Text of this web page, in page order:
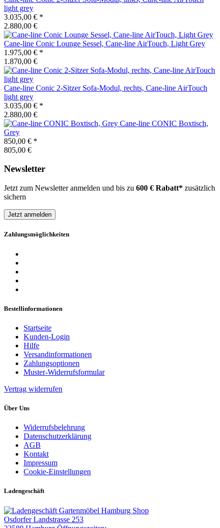
light grey
3.035,00 € *
2.880,00 €
Cane-line Conic Lounge Sessel, Cane-line AirTouch, Light Grey
1.975,00 € *
1.870,00 €
Cane-line Conic 2-Sitzer Sofa-Modul, rechts, Cane-line AirTouch
light grey
3.035,00 € *
2.880,00 €
Cane-line CONIC Boxtisch,
Grey
850,00 € *
805,00 €
Newsletter
Jetzt zum Newsletter anmelden und bis zu 600 € Rabatt* zusätzlich
sichern
Jetzt anmelden
Zahlungsmöglichkeiten
Bestellinformationen
Startseite
Kunden-Login
Hilfe
Versandinformationen
Zahlungsoptionen
Muster-Widerrufsformular
Vertrag widerrufen
Über Uns
Widerrufsbelehrung
Datenschutzerklärung
AGB
Kontakt
Impressum
Cookie-Einstellungen
Ladengeschäft
Gartenmöbel Hamburg Shop
Osdorfer Landstrasse 253